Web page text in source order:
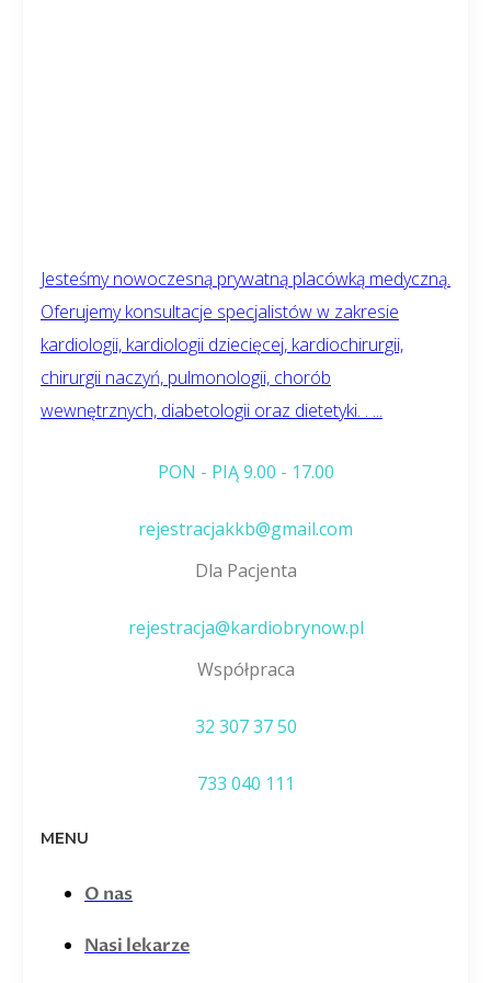
Jesteśmy nowoczesną prywatną placówką medyczną.
Oferujemy konsultacje specjalistów w zakresie
kardiologii, kardiologii dziecięcej, kardiochirurgii,
chirurgii naczyń, pulmonologii, chorób
wewnętrznych, diabetologii oraz dietetyki. . ...
PON - PIĄ 9.00 - 17.00
rejestracjakkb@gmail.com
Dla Pacjenta
rejestracja@kardiobrynow.pl
Współpraca
32 307 37 50
733 040 111
MENU
O nas
Nasi lekarze